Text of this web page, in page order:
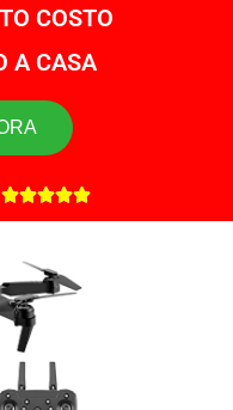
COSTO
A CASA
